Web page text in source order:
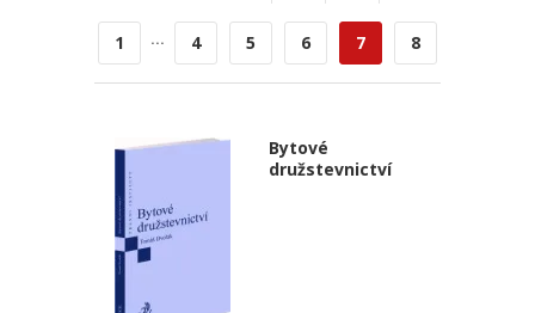
1 ... 4 5 6 7 8
Bytové
družstevnictví